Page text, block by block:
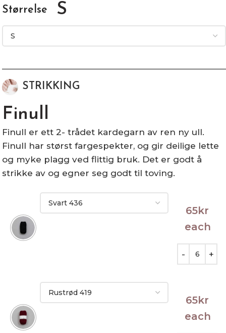
Størrelse S
STRIKKING
Finull
Finull er ett 2- trådet kardegarn av ren ny ull.
Finull har størst fargespekter, og gir deilige lette
og myke plagg ved flittig bruk. Det er godt å
strikke av og egner seg godt til toving.
65kr
each
65kr
each